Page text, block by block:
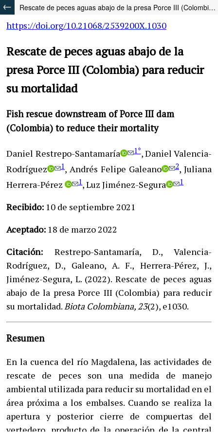
Rescate de peces aguas abajo de la presa Porce III (Colombia) para reducir su mortalidad